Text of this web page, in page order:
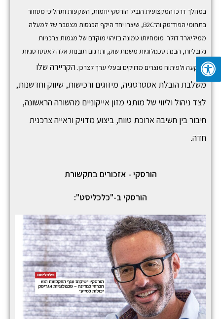
במהלך דרכו המקצועית הוביל הורסקי יוזמות, השקעות ותהליכי מסחור
בתחומי הפוד־טק וה־B2C, שיצרו יחד היקף הכנסות מצטבר של למעלה
ממיליארד דולר. מומחיותו טמונה בזיהוי מוקדם של מגמות צרכניות
גלובליות, הבנת טכנולוגיות משנות שוק, ותרגום תובנות אלה לאסטרטגיות
השקעה ולפיתוח מוצרים מדויקים ובעלי ערך לצרכן. הקריירה שלו
משלבת הובלת אסטרטגיה, מיזוגים ורכישות, שיווק וחדשנות,
לצד ניהול וליווי של מותגי מזון אייקוניים מהשורה הראשונה,
חיבור בין חשיבה ארוכת טווח, ביצוע מדויק וראייה צרכנית
חדה.
הורסקי - אזכורים בתקשורת
הורסקי ב-"כלכליסט":